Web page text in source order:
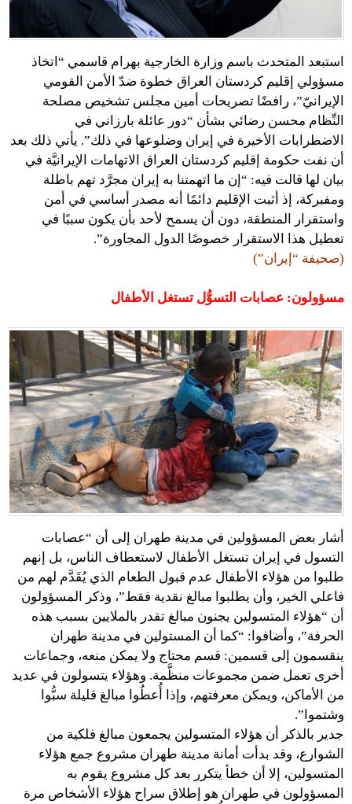
استبعد المتحدث باسم وزارة الخارجية بهرام قاسمي “اتخاذ
مسؤولي إقليم كردستان العراق خطوة ضدّ الأمن القومي
الإيرانيّ”، رافضًا تصريحات أمين مجلس تشخيص مصلحة
النِّظام محسن رضائي بشأن “دور عائلة بارزاني في
الاضطرابات الأخيرة في إيران وضلوعها في ذلك”. يأتي ذلك بعد
أن نفت حكومة إقليم كردستان العراق الاتهامات الإيرانيَّة في
بيان لها قالت فيه: “إن ما اتهمتنا به إيران مجرَّد تهم باطلة
ومفبركة، إذ أثبت الإقليم دائمًا أنه مصدر أساسي في أمن
واستقرار المنطقة، دون أن يسمح لأحد بأن يكون سببًا في
تعطيل هذا الاستقرار خصوصًا الدول المجاورة”.
(صحيفة “إيران”)
مسؤولون: عصابات التسوُّل تستغل الأطفال
أشار بعض المسؤولين في مدينة طهران إلى أن “عصابات
التسول في إيران تستغل الأطفال لاستعطاف الناس، بل إنهم
طلبوا من هؤلاء الأطفال عدم قبول الطعام الذي يُقَدَّم لهم من
فاعلي الخير، وأن يطلبوا مبالغ نقدية فقط”، وذكر المسؤولون
أن “هؤلاء المتسولين يجنون مبالغ تقدر بالملايين بسبب هذه
الحرفة”، وأضافوا: “كما أن المستولين في مدينة طهران
ينقسمون إلى قسمين: قسم محتاج ولا يمكن منعه، وجماعات
أخرى تعمل ضمن مجموعات منظَّمة. وهؤلاء يتسولون في عديد
من الأماكن، ويمكن معرفتهم، وإذا أُعطُوا مبالغ قليلة سبُّوا
وشتموا”.
جدير بالذكر أن هؤلاء المتسولين يجمعون مبالغ فلكية من
الشوارع، وقد بدأت أمانة مدينة طهران مشروع جمع هؤلاء
المتسولين، إلا أن خطأ يتكرر بعد كل مشروع يقوم به
المسؤولون في طهران هو إطلاق سراح هؤلاء الأشخاص مرة